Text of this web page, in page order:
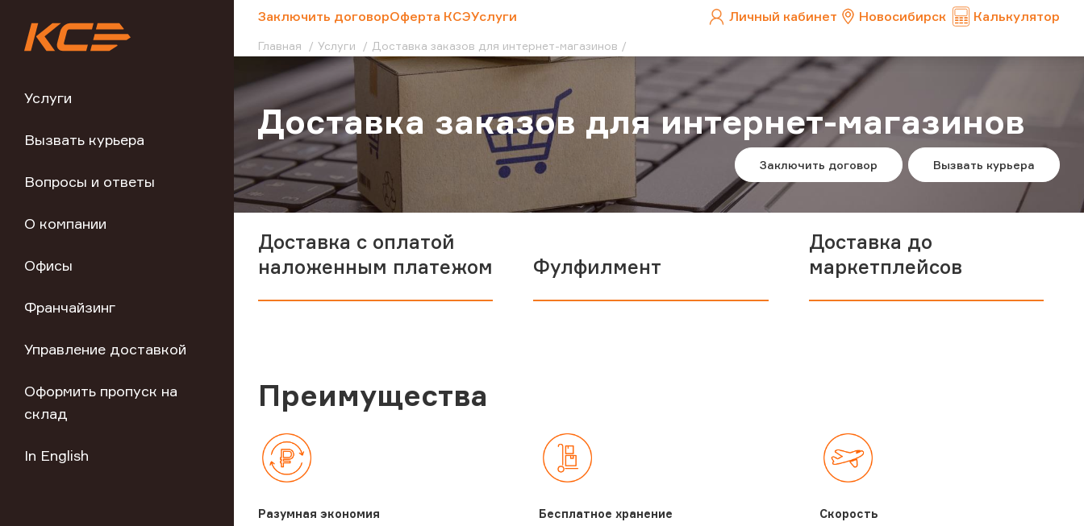
Услуги
Вызвать курьера
Вопросы и ответы
О компании
Офисы
Франчайзинг
Управление доставкой
Оформить пропуск на
склад
In English
Заключить договорОферта КСЭУслуги Личный кабинет Новосибирск Калькулятор
Главная Услуги Доставка заказов для интернет-магазинов
Доставка заказов для интернет-магазинов
Заключить договор Вызвать курьера
Доставка с оплатой
наложенным платежом
Фулфилмент
Доставка до
маркетплейсов
Преимущества
Разумная экономия Бесплатное хранение Скорость